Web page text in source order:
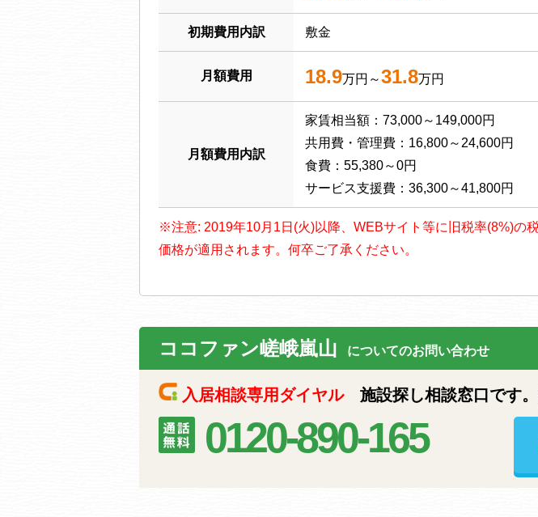
初期費用内訳 敷金
月額費用 18.9万円～31.8万円
月額費用内訳
家賃相当額：73,000～149,000円
共用費・管理費：16,800～24,600円
食費：55,380～0円
サービス支援費：36,300～41,800円
※注意: 2019年10月1日(火)以降、WEBサイト等に旧税率(8%)の
価格が適用されます。何卒ご了承ください。
ココファン嵯峨嵐山 についてのお問い合わせ
入居相談専用ダイヤル施設探し相談窓口です。
0120-890-165